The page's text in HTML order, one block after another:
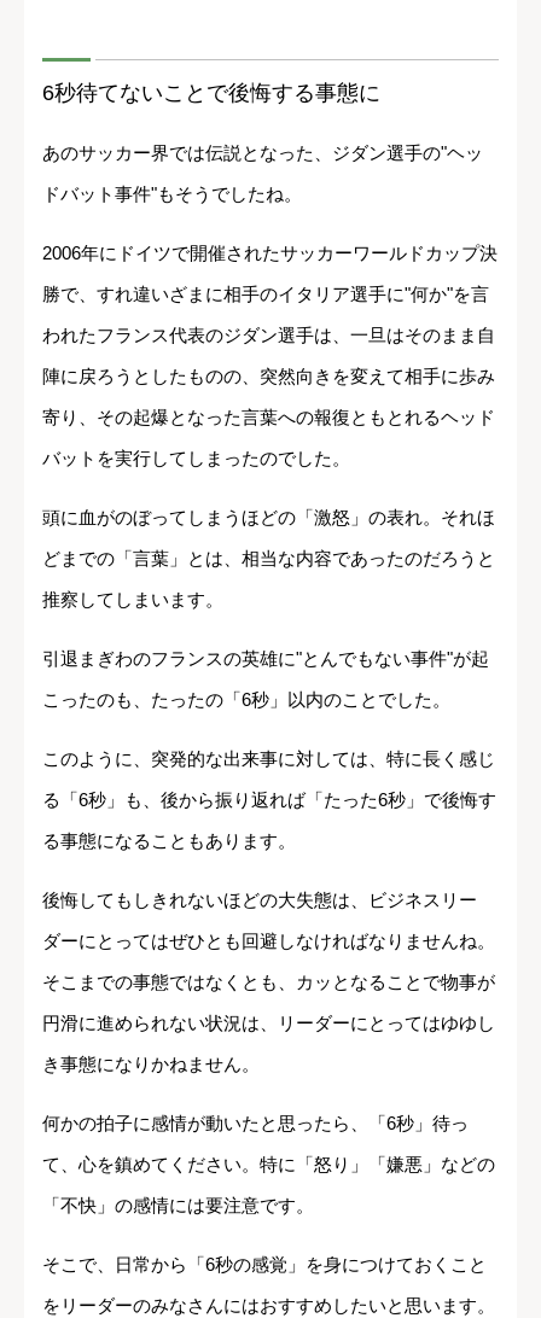
6秒待てないことで後悔する事態に
あのサッカー界では伝説となった、ジダン選手の"ヘッ
ドバット事件"もそうでしたね。
2006年にドイツで開催されたサッカーワールドカップ決
勝で、すれ違いざまに相手のイタリア選手に"何か"を言
われたフランス代表のジダン選手は、一旦はそのまま自
陣に戻ろうとしたものの、突然向きを変えて相手に歩み
寄り、その起爆となった言葉への報復ともとれるヘッド
バットを実行してしまったのでした。
頭に血がのぼってしまうほどの「激怒」の表れ。それほ
どまでの「言葉」とは、相当な内容であったのだろうと
推察してしまいます。
引退まぎわのフランスの英雄に"とんでもない事件"が起
こったのも、たったの「6秒」以内のことでした。
このように、突発的な出来事に対しては、特に長く感じ
る「6秒」も、後から振り返れば「たった6秒」で後悔す
る事態になることもあります。
後悔してもしきれないほどの大失態は、ビジネスリー
ダーにとってはぜひとも回避しなければなりませんね。
そこまでの事態ではなくとも、カッとなることで物事が
円滑に進められない状況は、リーダーにとってはゆゆし
き事態になりかねません。
何かの拍子に感情が動いたと思ったら、「6秒」待っ
て、心を鎮めてください。特に「怒り」「嫌悪」などの
「不快」の感情には要注意です。
そこで、日常から「6秒の感覚」を身につけておくこと
をリーダーのみなさんにはおすすめしたいと思います。